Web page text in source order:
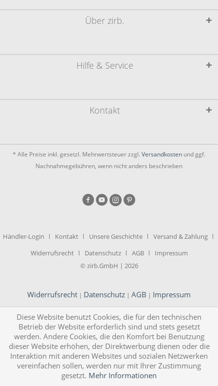
Kontakt
Hilfe & Service
Über zirb.
* Alle Preise inkl. gesetzl. Mehrwertsteuer zzgl. Versandkosten und ggf.
Nachnahmegebühren, wenn nicht anders beschrieben
Händler-Login Kontakt Unsere Geschichte
Versand & Zahlung
Widerrufsrecht
Datenschutz AGB
Impressum
© zirb.GmbH | 2026
Widerrufsrecht | Datenschutz | AGB | Impressum
Diese Website benutzt Cookies, die für den technischen
Betrieb der Website erforderlich sind und stets gesetzt
werden. Andere Cookies, die den Komfort bei Benutzung
dieser Website erhöhen, der Direktwerbung dienen oder die
Interaktion mit anderen Websites und sozialen Netzwerken
vereinfachen sollen, werden nur mit Ihrer Zustimmung
gesetzt. Mehr Informationen